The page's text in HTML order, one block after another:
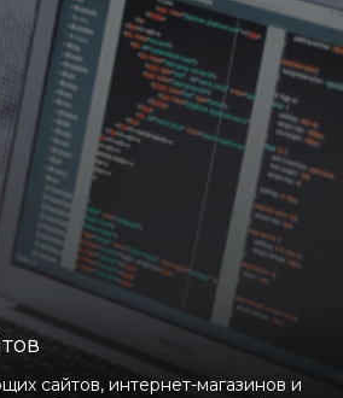
сайтов, интернет-магазинов и